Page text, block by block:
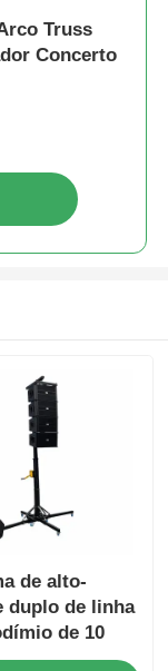
Truss
Concerto
de alto-
duplo de linha
de 10
com